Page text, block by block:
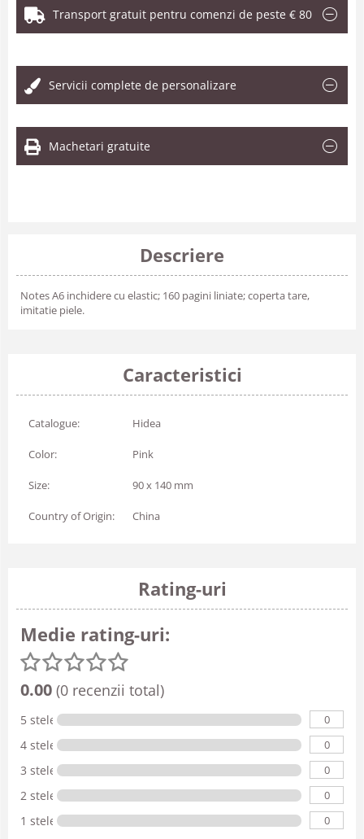
Transport gratuit pentru comenzi de peste € 80
Servicii complete de personalizare
Machetari gratuite
Descriere
Notes A6 inchidere cu elastic; 160 pagini liniate; coperta tare,
imitatie piele.
Caracteristici
Catalogue: Hidea
Color: Pink
Size: 90 x 140 mm
Country of Origin: China
Rating-uri
Medie rating-uri:
0.00 (0 recenzii total)
5 stele 0
4 stele 0
3 stele 0
2 stele 0
1 stele 0